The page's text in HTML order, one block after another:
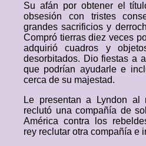
Su afán por obtener el
obsesión con tristes
grandes sacrificios y
Compró tierras diez veces
adquirió cuadros y
desorbitados. Dio fiestas a
que podrían ayudarle e
cerca de su majestad.
Le presentan a Lyndon
reclutó una compañía de
América contra los
rey reclutar otra compañía e